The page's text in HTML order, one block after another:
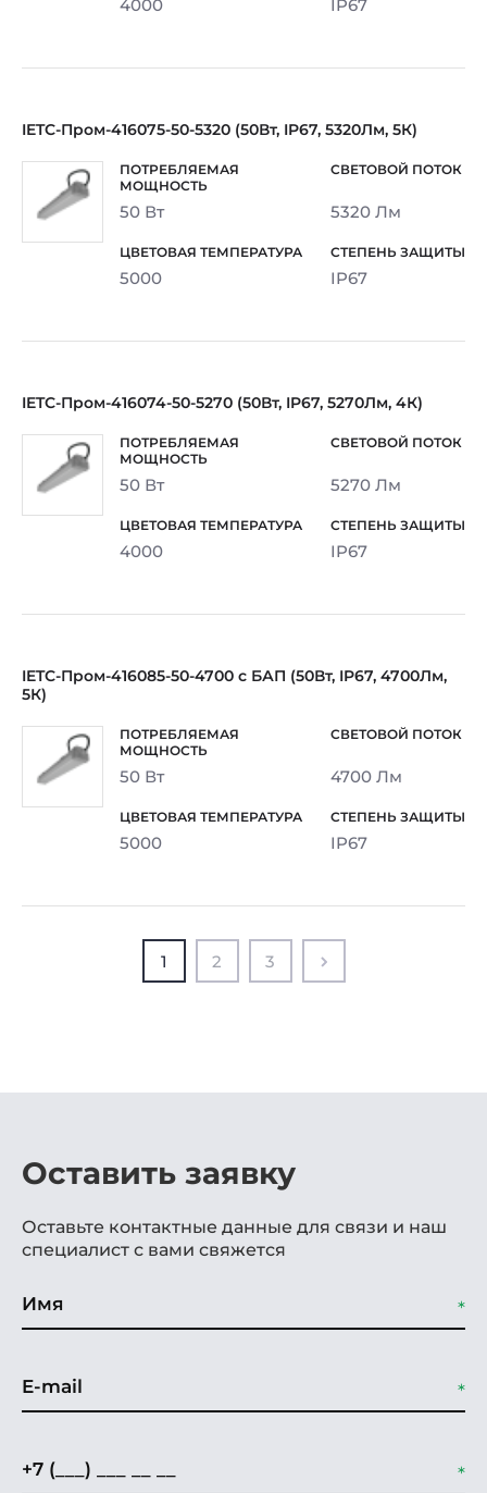
4000 IP67
IETC-Пром-416075-50-5320 (50Вт, IP67, 5320Лм, 5К)
50 Вт 5320 Лм
5000 IP67
IETC-Пром-416074-50-5270 (50Вт, IP67, 5270Лм, 4К)
50 Вт 5270 Лм
4000 IP67
IETC-Пром-416085-50-4700 с БАП (50Вт, IP67, 4700Лм,
5К)
50 Вт 4700 Лм
5000 IP67
1 2 3
Оставить заявку
Оставьте контактные данные для связи и наш
специалист с вами свяжется